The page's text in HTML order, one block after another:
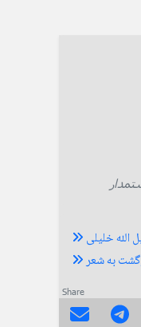
الله خلیلی
به شعر
Share